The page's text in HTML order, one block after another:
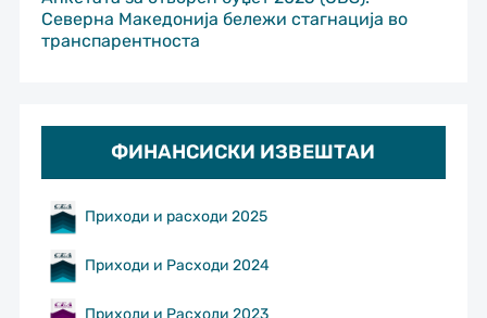
Северна Македонија бележи стагнација во
транспарентноста
ФИНАНСИСКИ ИЗВЕШТАИ
Приходи и расходи 2025
Приходи и Расходи 2024
Приходи и Расходи 2023